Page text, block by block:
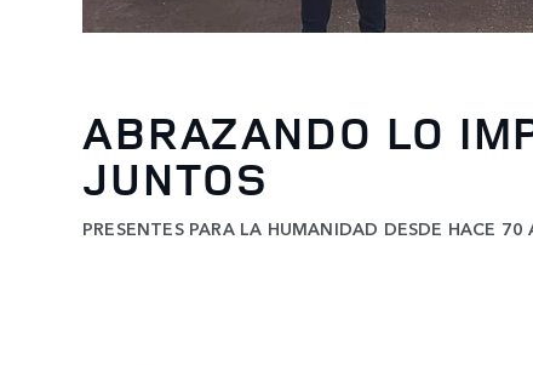
ABRAZANDO LO
JUNTOS
PRESENTES PARA LA HUMANIDAD DESDE HACE 70